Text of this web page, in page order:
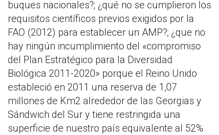
buques nacionales?; ¿qué no se cumplieron los
requisitos científicos previos exigidos por la
FAO (2012) para establecer un AMP?; ¿que no
hay ningún incumplimiento del «compromiso
del Plan Estratégico para la Diversidad
Biológica 2011-2020» porque el Reino Unido
estableció en 2011 una reserva de 1,07
millones de Km2 alrededor de las Georgias y
Sándwich del Sur y tiene restringida una
superficie de nuestro país equivalente al 52%